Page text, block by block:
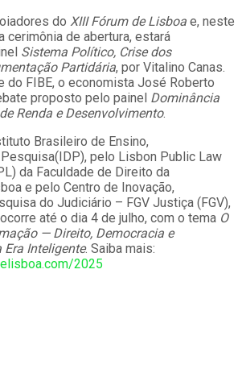
do XIII Fórum de Lisboa e, neste
cerimônia de abertura, estará
Sistema Político, Crise dos
Partidária, por Vitalino Canas.
do FIBE, o economista José Roberto
proposto pelo painel Dominância
Renda e Desenvolvimento.
Brasileiro de Ensino,
pelo Lisbon Public Law
da Faculdade de Direito da
e pelo Centro de Inovação,
do Judiciário – FGV Justiça (FGV),
até o dia 4 de julho, com o tema O
— Direito, Democracia e
Inteligente. Saiba mais:
2025